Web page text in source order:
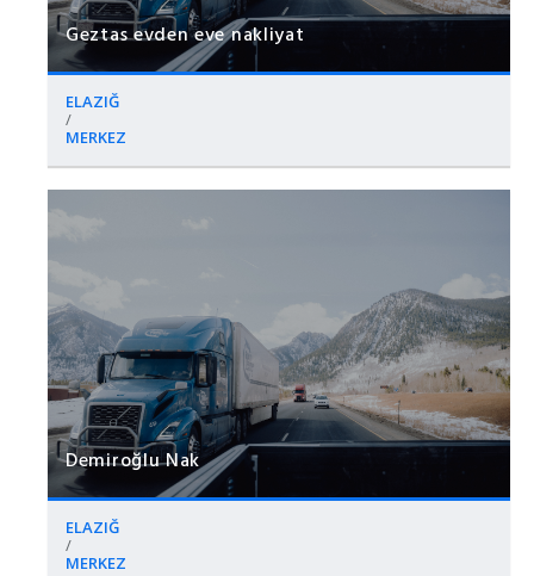
Geztas evden eve nakliyat
ELAZIĞ
/
MERKEZ
Demiroğlu Nak
ELAZIĞ
/
MERKEZ